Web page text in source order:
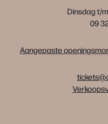
Dinsdag t/
09
Aangepaste